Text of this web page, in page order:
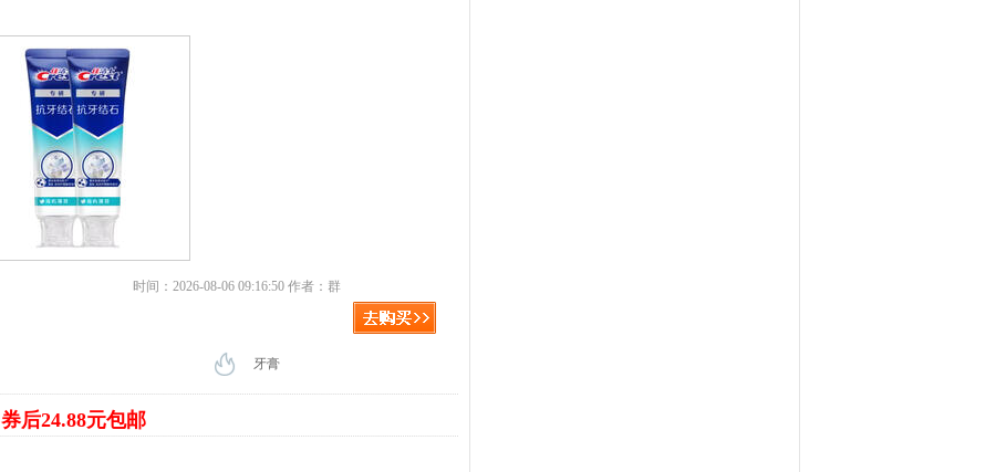
时间：2026-08-06 09:16:50 作者：群
牙膏
券后24.88元包邮